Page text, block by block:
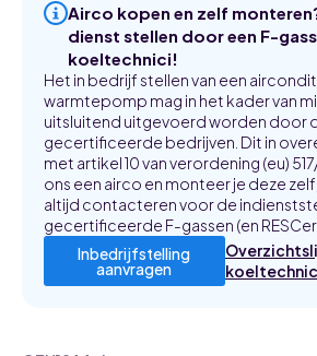
Airco kopen en zelf
dienst stellen door een F-
koeltechnici!
Het in bedrijf stellen van een
warmtepomp mag in het kader van
uitsluitend uitgevoerd worden door
gecertificeerde bedrijven. Dit in
met artikel 10 van verordening (eu)
ons een airco en monteer je deze
altijd contacteren voor de
gecertificeerde F-gassen (en
Inbedrijfstelling
aanvragen